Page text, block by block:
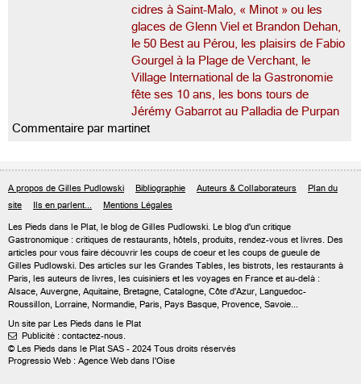
cidres à Saint-Malo, « Minot » ou les
glaces de Glenn Viel et Brandon Dehan,
le 50 Best au Pérou, les plaisirs de Fabio
Gourgel à la Plage de Verchant, le
Village International de la Gastronomie
fête ses 10 ans, les bons tours de
Jérémy Gabarrot au Palladia de Purpan
Commentaire par martinet
A propos de Gilles Pudlowski Bibliographie Auteurs & Collaborateurs
Plan du
site
Ils en parlent... Mentions Légales
Les Pieds dans le Plat, le blog de Gilles Pudlowski. Le blog d'un critique
Gastronomique : critiques de restaurants, hôtels, produits, rendez-vous et livres. Des
articles pour vous faire découvrir les coups de coeur et les coups de gueule de
Gilles Pudlowski. Des articles sur les Grandes Tables, les bistrots, les restaurants à
Paris, les auteurs de livres, les cuisiniers et les voyages en France et au-delà :
Alsace, Auvergne, Aquitaine, Bretagne, Catalogne, Côte d'Azur, Languedoc-
Roussillon, Lorraine, Normandie, Paris, Pays Basque, Provence, Savoie...
Un site par Les Pieds dans le Plat
 Publicité : contactez-nous.
© Les Pieds dans le Plat SAS - 2024 Tous droits réservés
Progressio Web : Agence Web dans l'Oise